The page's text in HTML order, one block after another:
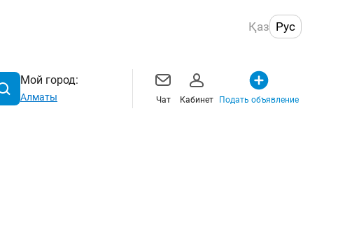
Қаз Рус
Мой город:
Алматы Чат Кабинет Подать объявление